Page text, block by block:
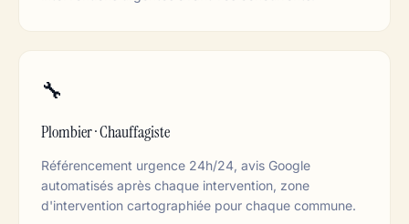
🔧
Plombier · Chauffagiste
Référencement urgence 24h/24, avis Google
automatisés après chaque intervention, zone
d'intervention cartographiée pour chaque commune.